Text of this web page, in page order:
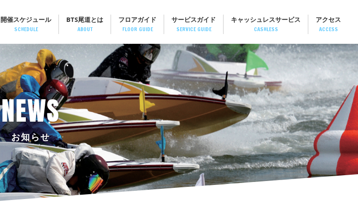
開催スケジュール
SCHEDULE
BTS尾道とは
ABOUT
フロアガイド
FLOOR GUIDE
サービスガイド
SERVICE GUIDE
キャッシュレスサービス
CASHLESS
アクセス
ACCESS
NEWS
お知らせ